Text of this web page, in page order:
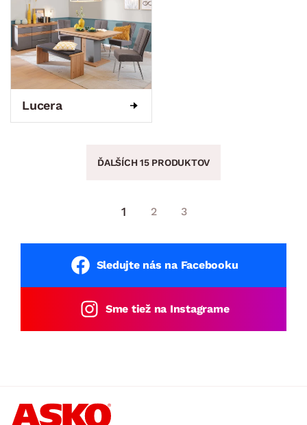
Lucera
ĎALŠÍCH 15 PRODUKTOV
1 2 3
Sledujte nás na Facebooku
Sme tiež na Instagrame